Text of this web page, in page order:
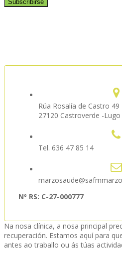
Rúa Rosalía de Castro
27120 Castroverde -Lugo
Tel. 636 47 85 14
Nº RS: C-27-000777
Na nosa clínica, a nosa principal
recuperación. Estamos aquí para
antes ao traballo ou ás túas